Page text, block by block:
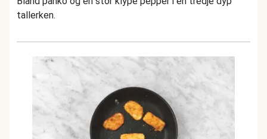
tallerken.